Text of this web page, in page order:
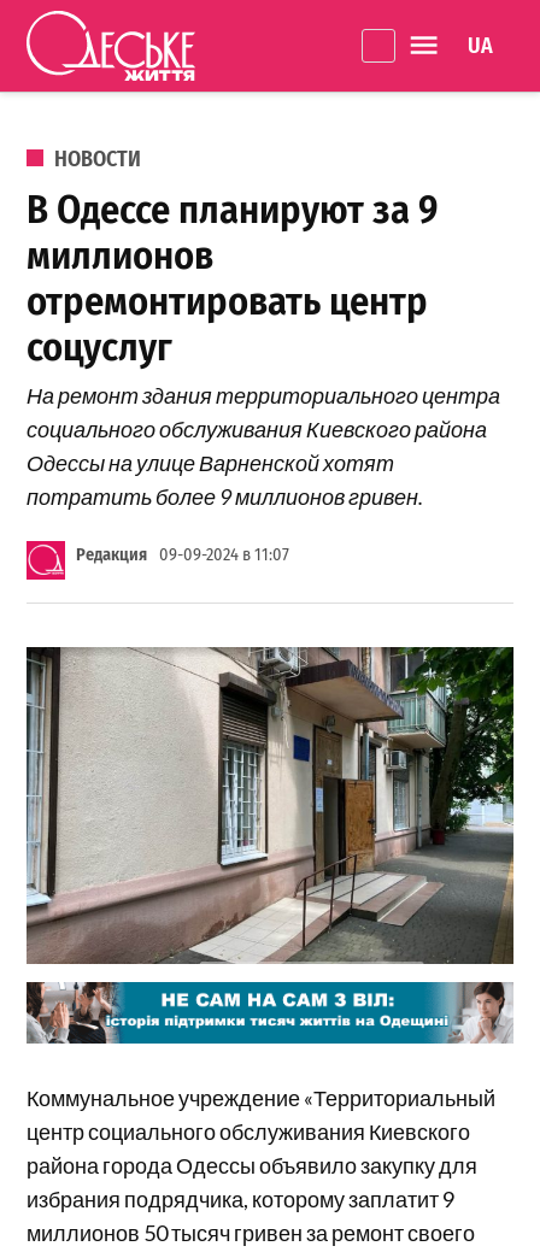
Перейти к содержанию
життя
ОПУБЛИКОВАНО В
НОВОСТИ
В Одессе планируют за 9
миллионов
отремонтировать центр
соцуслуг
На ремонт здания территориального центра
социального обслуживания Киевского района
Одессы на улице Варненской хотят
потратить более 9 миллионов гривен.
Редакция 09-09-2024 в 11:07
Коммунальное учреждение «Территориальный
центр социального обслуживания Киевского
района города Одессы объявило закупку для
избрания подрядчика, которому заплатит 9
миллионов 50 тысяч гривен за ремонт своего